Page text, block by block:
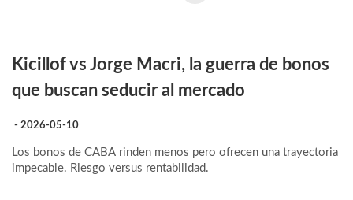
Kicillof vs Jorge Macri, la guerra de bonos
que buscan seducir al mercado
- 2026-05-10
Los bonos de CABA rinden menos pero ofrecen una trayectoria
impecable. Riesgo versus rentabilidad.